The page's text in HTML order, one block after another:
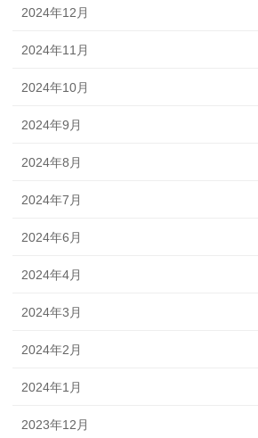
2024年12月
2024年11月
2024年10月
2024年9月
2024年8月
2024年7月
2024年6月
2024年4月
2024年3月
2024年2月
2024年1月
2023年12月